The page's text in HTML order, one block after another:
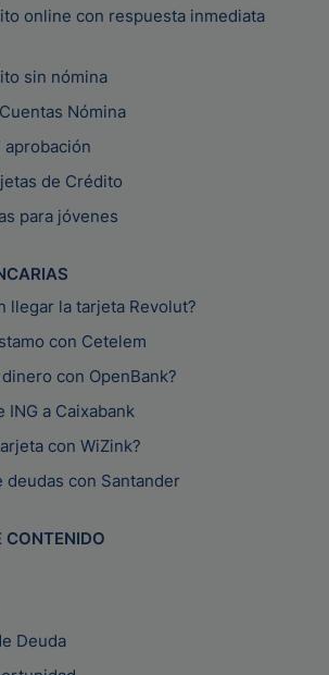
online con respuesta inmediata
sin nómina
Nómina
aprobación
de Crédito
para jóvenes
llegar la tarjeta Revolut?
con Cetelem
con OpenBank?
ING a Caixabank
con WiZink?
deudas con Santander
CONTENIDO
Deuda